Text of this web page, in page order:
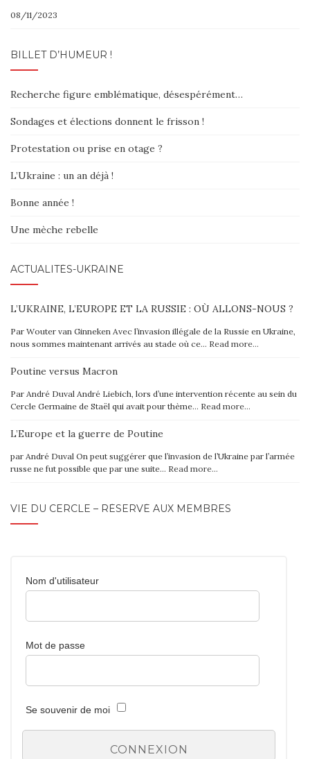
08/11/2023
BILLET D’HUMEUR !
Recherche figure emblématique, désespérément…
Sondages et élections donnent le frisson !
Protestation ou prise en otage ?
L’Ukraine : un an déjà !
Bonne année !
Une mèche rebelle
ACTUALITÉS-UKRAINE
L’UKRAINE, L’EUROPE ET LA RUSSIE : OÙ ALLONS-NOUS ?
Par Wouter van Ginneken Avec l’invasion illégale de la Russie en Ukraine,
nous sommes maintenant arrivés au stade où ce… Read more…
Poutine versus Macron
Par André Duval André Liebich, lors d’une intervention récente au sein du
Cercle Germaine de Staël qui avait pour thème… Read more…
L’Europe et la guerre de Poutine
par André Duval On peut suggérer que l’invasion de l’Ukraine par l’armée
russe ne fut possible que par une suite… Read more…
VIE DU CERCLE – RÉSERVÉ AUX MEMBRES
Nom d'utilisateur
Mot de passe
Se souvenir de moi